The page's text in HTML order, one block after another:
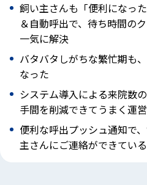
飼い主さんも「便利になっ
＆自動呼出で、待ち時間の
一気に解決
バタバタしがちな繁忙期も
なった
システム導入による来院数
手間を削減できてうまく運
便利な呼出プッシュ通知で
主さんにご連絡ができている